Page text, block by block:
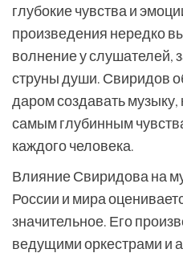
глубокие чувства и
произведения нередко
волнение у слушателей,
струны души. Свиридов
даром создавать
самым глубинным
каждого человека.
Влияние Свиридова на
России и мира
значительное. Его
ведущими оркестрами и